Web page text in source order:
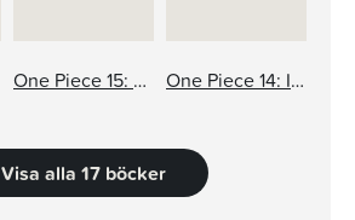
One Piece 15: Full fart framåt One Piece 14: Instinkt
Visa alla 17 böcker